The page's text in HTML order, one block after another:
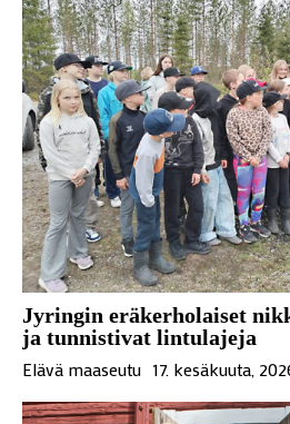
Jyringin eräkerholaiset
ja tunnistivat lintulajeja
Elävä maaseutu 17. kesäkuuta,